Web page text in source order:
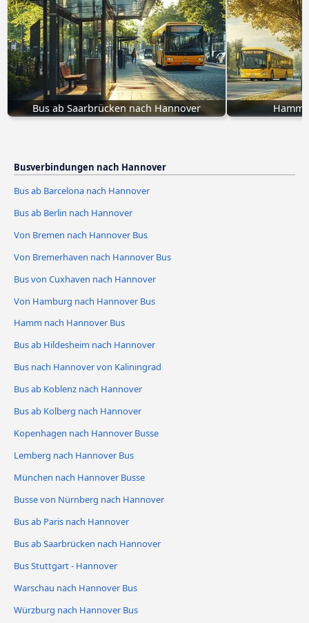
Bus ab Saarbrücken nach Hannover Hamm
Busverbindungen nach Hannover
Bus ab Barcelona nach Hannover
Bus ab Berlin nach Hannover
Von Bremen nach Hannover Bus
Von Bremerhaven nach Hannover Bus
Bus von Cuxhaven nach Hannover
Von Hamburg nach Hannover Bus
Hamm nach Hannover Bus
Bus ab Hildesheim nach Hannover
Bus nach Hannover von Kaliningrad
Bus ab Koblenz nach Hannover
Bus ab Kolberg nach Hannover
Kopenhagen nach Hannover Busse
Lemberg nach Hannover Bus
München nach Hannover Busse
Busse von Nürnberg nach Hannover
Bus ab Paris nach Hannover
Bus ab Saarbrücken nach Hannover
Bus Stuttgart - Hannover
Warschau nach Hannover Bus
Würzburg nach Hannover Bus